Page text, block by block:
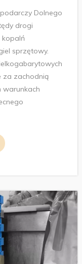
Dolnego
drogi
kopalń
sprzętowy.
za zachodnią
warunkach